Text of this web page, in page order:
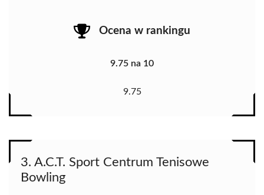
Ocena w rankingu
9.75 na 10
9.75
3. A.C.T. Sport Centrum Tenisowe
Bowling